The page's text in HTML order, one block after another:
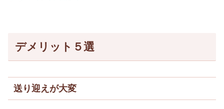
デメリット５選
送り迎えが大変